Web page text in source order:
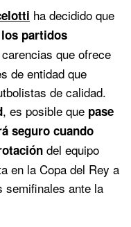
ha decidido que
los partidos
que ofrece
de entidad que
de calidad.
, es posible que pase
seguro cuando
del equipo
en la Copa del Rey a
semifinales ante la